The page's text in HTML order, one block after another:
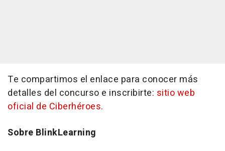
Te compartimos el enlace para conocer más
detalles del concurso e inscribirte: sitio web
oficial de Ciberhéroes.
Sobre BlinkLearning